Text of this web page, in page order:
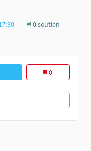
0 soutien
L&#39;ACTUALITE
0
l'actualite